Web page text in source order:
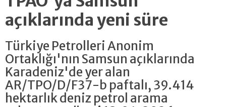
açıklarında yeni süre
Türkiye Petrolleri Anonim
Ortaklığı'nın Samsun açıklarında
Karadeniz'de yer alan
AR/TPO/D/F37-b paftalı, 39.414
hektarlık deniz petrol arama